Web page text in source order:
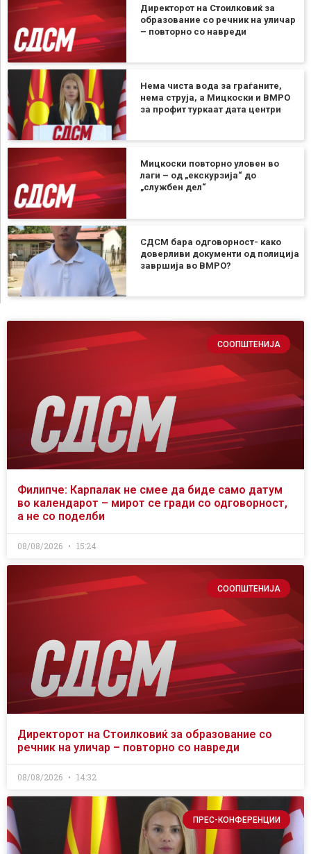
Директорот на Стоилковиќ за
образование со речник на уличар
– повторно со навреди
Нема чиста вода за граѓаните,
нема струја, а Мицкоски и ВМРО
за профит туркаат дата центри
Мицкоски повторно уловен во
лаги – од „екскурзија“ до
„службен дел“
СДСМ бара одговорност- како
доверливи документи од полиција
завршија во ВМРО?
СООПШТЕНИЈА
Филипче: Карпалак не смее да биде само датум
во календарот – мирот се гради со одговорност,
а не со поделби
08/08/2026 15:24
СООПШТЕНИЈА
Директорот на Стоилковиќ за образование со
речник на уличар – повторно со навреди
08/08/2026 14:32
ПРЕС-КОНФЕРЕНЦИИ